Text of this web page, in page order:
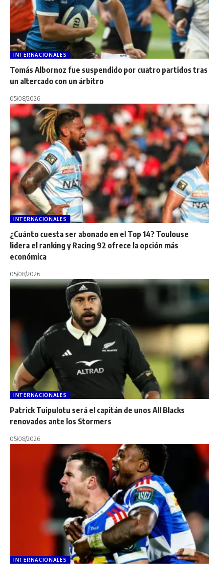
INTERNACIONALES
Tomás Albornoz fue suspendido por cuatro partidos tras
un altercado con un árbitro
05/08/2026
INTERNACIONALES
¿Cuánto cuesta ser abonado en el Top 14? Toulouse
lidera el ranking y Racing 92 ofrece la opción más
económica
05/08/2026
INTERNACIONALES
Patrick Tuipulotu será el capitán de unos All Blacks
renovados ante los Stormers
05/08/2026
INTERNACIONALES